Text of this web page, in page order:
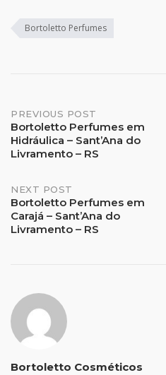
Bortoletto Perfumes
Post
navigation
PREVIOUS POST
Bortoletto Perfumes em
Hidráulica – Sant’Ana do
Livramento – RS
NEXT POST
Bortoletto Perfumes em
Carajá – Sant’Ana do
Livramento – RS
Bortoletto Cosméticos